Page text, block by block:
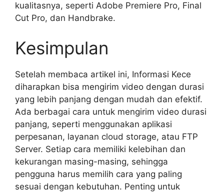
kualitasnya, seperti Adobe Premiere Pro, Final
Cut Pro, dan Handbrake.
Kesimpulan
Setelah membaca artikel ini, Informasi Kece
diharapkan bisa mengirim video dengan durasi
yang lebih panjang dengan mudah dan efektif.
Ada berbagai cara untuk mengirim video durasi
panjang, seperti menggunakan aplikasi
perpesanan, layanan cloud storage, atau FTP
Server. Setiap cara memiliki kelebihan dan
kekurangan masing-masing, sehingga
pengguna harus memilih cara yang paling
sesuai dengan kebutuhan. Penting untuk